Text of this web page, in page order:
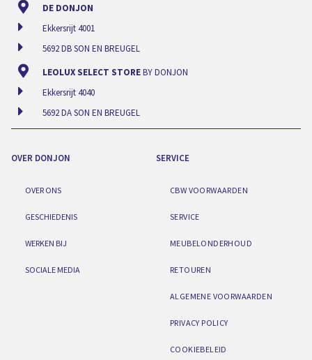
DE DONJON
Ekkersrijt 4001
5692 DB SON EN BREUGEL
LEOLUX SELECT STOREBY DONJON
Ekkersrijt 4040
5692 DA SON EN BREUGEL
OVER DONJON
OVER ONS
GESCHIEDENIS
WERKEN BIJ
SOCIALE MEDIA
SERVICE
CBW VOORWAARDEN
SERVICE
MEUBELONDERHOUD
RETOUREN
ALGEMENE VOORWAARDEN
PRIVACY POLICY
COOKIEBELEID